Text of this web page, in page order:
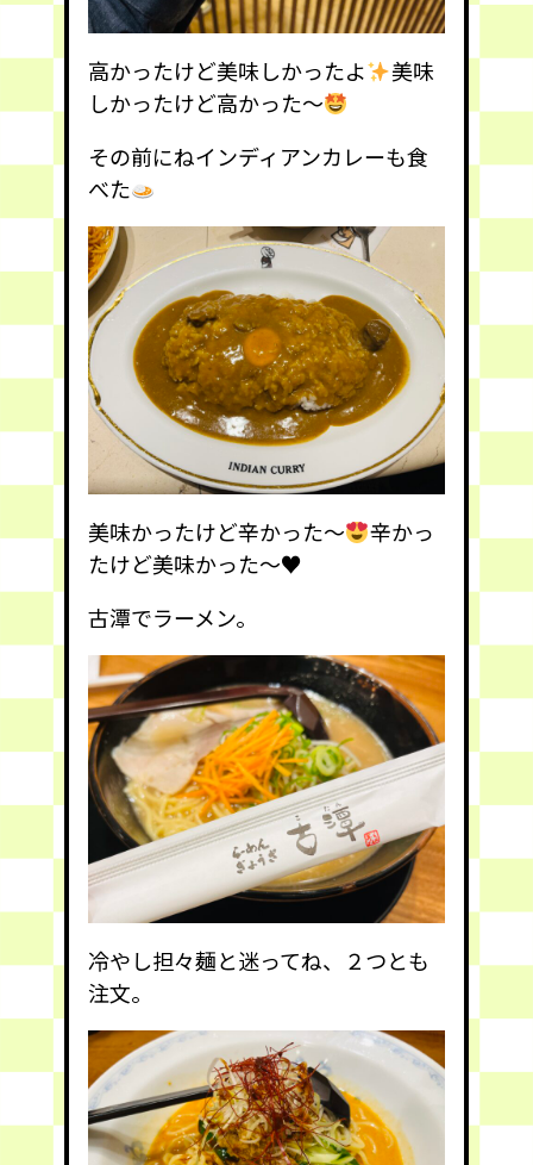
高かったけど美味しかったよ
美味
しかったけど高かった〜
その前にねインディアンカレーも食
べた
美味かったけど辛かった〜
辛かっ
たけど美味かった〜♥️
古潭でラーメン。
冷やし担々麺と迷ってね、２つとも
注文。